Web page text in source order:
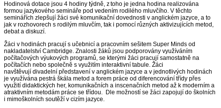
Hodinová dotace jsou 4 hodiny týdně, z toho je jedna hodina realizována
formou jazykového semináře pod vedením rodilého mluvčího. V těchto
seminářích zlepšují žáci své komunikační dovednosti v anglickém jazyce, a to
jak v rozhovorech s rodilým mluvčím, tak i pomocí různých aktivizujících metod,
debat a diskuzí.
Žáci v hodinách pracují s učebnicí a pracovním sešitem Super Minds od
nakladatelství Cambridge. Znalosti žáků jsou podporovány využíváním
počítačových výukových programů, se kterými žáci pracují samostatně na
počítačích nebo společně s využitím interaktivní tabule. Žáci
navštěvují divadelní představení v anglickém jazyce a v jednotlivých hodinách
je využívána pestrá škála metod a forem práce od diferencování třídy přes
využití didaktických her, komunikačních a inscenačních metod až k moderním a
atraktivním metodám práce se třídou. Dle možností se žáci zapojují do školních
i mimoškolních soutěží v cizím jazyce.